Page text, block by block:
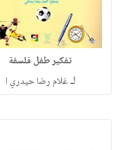
تفكير طفل فلسفة
لـغلام رضا حيدري ا